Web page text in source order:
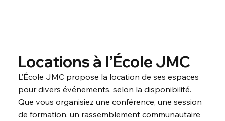
Locations à l’École JMC
L’École JMC propose la location de ses espaces
pour divers événements, selon la disponibilité.
Que vous organisiez une conférence, une session
de formation, un rassemblement communautaire